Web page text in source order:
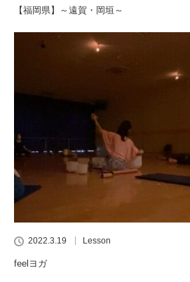
【福岡県】～遠賀・岡垣～
2022.3.19 Lesson
feelヨガ